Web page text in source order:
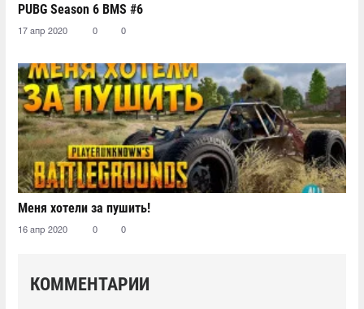
PUBG Season 6 BMS #6
17 апр 2020 0 0
Меня хотели за пушить!
16 апр 2020 0 0
КОММЕНТАРИИ